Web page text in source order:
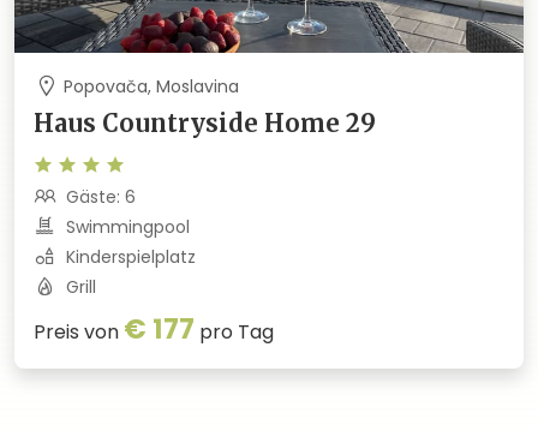
Popovača, Moslavina
Haus Countryside Home 29
Gäste: 6
Swimmingpool
Kinderspielplatz
Grill
Preis von € 177 pro Tag